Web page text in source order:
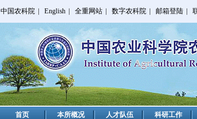
中国农科院 English 全重网站 数字农科院 邮箱登陆
首页 本所概况 人才队伍 科研工作